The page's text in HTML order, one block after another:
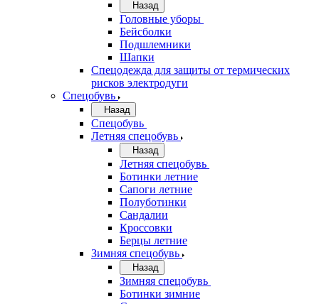
Назад
Головные уборы
Бейсболки
Подшлемники
Шапки
Спецодежда для защиты от термических
рисков электродуги
Спецобувь
Назад
Спецобувь
Летняя спецобувь
Назад
Летняя спецобувь
Ботинки летние
Сапоги летние
Полуботинки
Сандалии
Кроссовки
Берцы летние
Зимняя спецобувь
Назад
Зимняя спецобувь
Ботинки зимние